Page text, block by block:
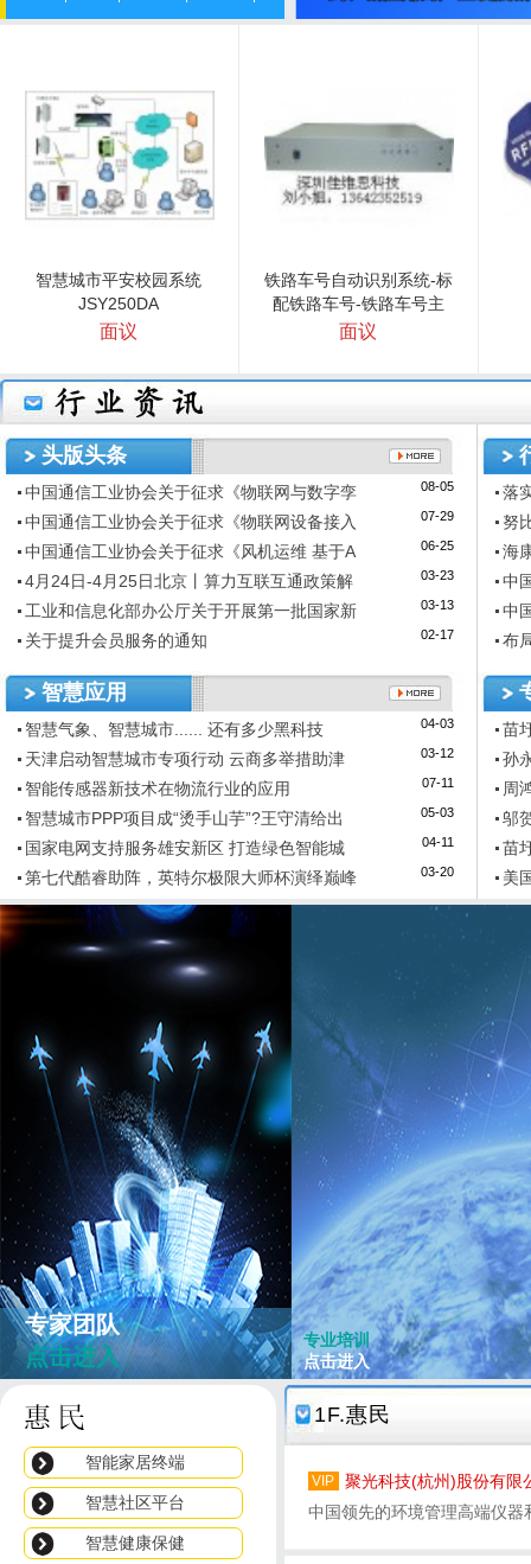
智慧城市平安校园系统
JSY250DA
面议
立即询价
铁路车号自动识别系统-标
配铁路车号-铁路车号主
面议
头版头条
08-05
中国通信工业协会关于征求《物联网与数字孪
07-29
中国通信工业协会关于征求《物联网设备接入
06-25
中国通信工业协会关于征求《风机运维 基于A
03-23
4月24日-4月25日北京丨算力互联互通政策解
03-13
工业和信息化部办公厅关于开展第一批国家新
02-17
关于提升会员服务的通知
落
努
海
中
中
布
智慧应用
04-03
智慧气象、智慧城市...... 还有多少黑科技
03-12
天津启动智慧城市专项行动 云商多举措助津
07-11
智能传感器新技术在物流行业的应用
05-03
智慧城市PPP项目成“烫手山芋”?王守清给出
04-11
国家电网支持服务雄安新区 打造绿色智能城
03-20
第七代酷睿助阵，英特尔极限大师杯演绎巅峰
苗
孙
周
邬
苗
美
专家团队
点击进入
专业培训
点击进入
智能家居终端
智慧社区平台
智慧健康保健
1F.惠民
VIP
聚光科技(杭州)股份有限
中国领先的环境管理高端仪器